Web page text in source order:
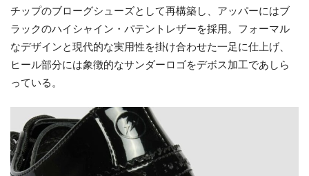
チップのブローグシューズとして再構築し、アッパーにはブ
ラックのハイシャイン・パテントレザーを採用。フォーマル
なデザインと現代的な実⽤性を掛け合わせた一足に仕上げ、
ヒール部分には象徴的なサンダーロゴをデボス加工であしら
っている。